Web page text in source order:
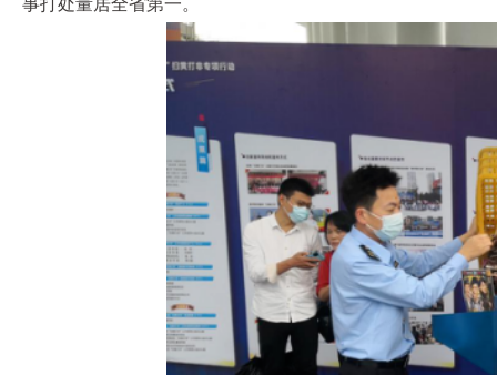
事打处量居全省第一。